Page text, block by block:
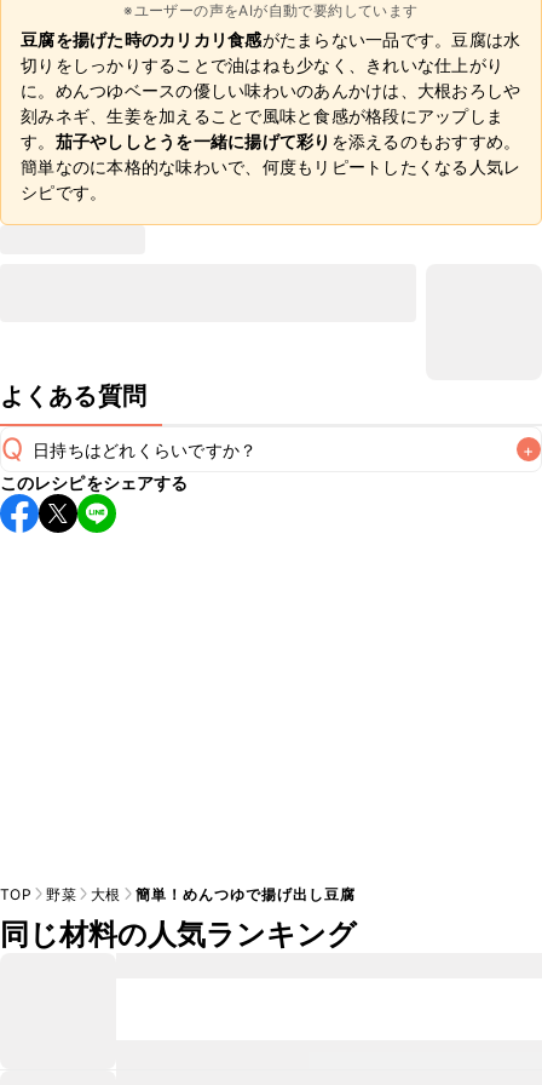
※ユーザーの声をAIが自動で要約しています
豆腐を揚げた時のカリカリ食感がたまらない一品です。豆腐は水
切りをしっかりすることで油はねも少なく、きれいな仕上がり
に。めんつゆベースの優しい味わいのあんかけは、大根おろしや
刻みネギ、生姜を加えることで風味と食感が格段にアップしま
す。 茄子やししとうを一緒に揚げて彩り を添えるのもおすすめ。
簡単なのに本格的な味わいで、何度もリピートしたくなる人気レ
シピです。
よくある質問
Q 日持ちはどれくらいですか？ +
保存期間は冷蔵で当日中が目安です。なるべくお早めにお召
し上がりください。
このレシピをシェアする
TOP 野菜 大根 簡単！めんつゆで揚げ出し豆腐
同じ材料の人気ランキング